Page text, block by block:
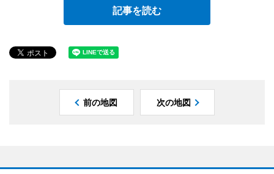
記事を読む
前の地図 次の地図